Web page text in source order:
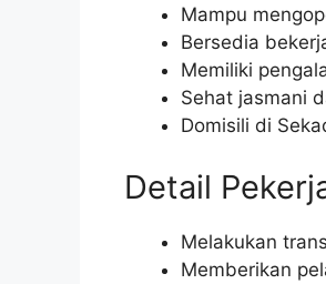
Mampu
Bersedia
Memiliki
Sehat jasmani
Domisili di
Detail
Melakukan
Memberikan